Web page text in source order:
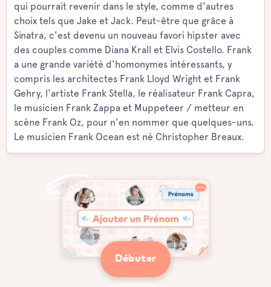
qui pourrait revenir dans le style, comme d'autres
choix tels que Jake et Jack. Peut-être que grâce à
Sinatra, c'est devenu un nouveau favori hipster avec
des couples comme Diana Krall et Elvis Costello. Frank
a une grande variété d'homonymes intéressants, y
compris les architectes Frank Lloyd Wright et Frank
Gehry, l'artiste Frank Stella, le réalisateur Frank Capra,
le musicien Frank Zappa et Muppeteer / metteur en
scène Frank Oz, pour n'en nommer que quelques-uns.
Le musicien Frank Ocean est né Christopher Breaux.
Débuter